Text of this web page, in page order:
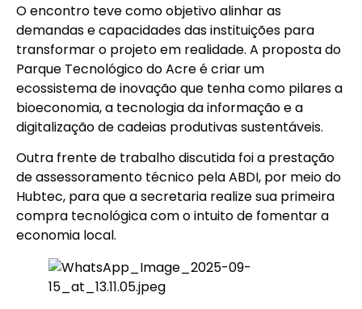
O encontro teve como objetivo alinhar as
demandas e capacidades das instituições para
transformar o projeto em realidade. A proposta do
Parque Tecnológico do Acre é criar um
ecossistema de inovação que tenha como pilares a
bioeconomia, a tecnologia da informação e a
digitalização de cadeias produtivas sustentáveis.
Outra frente de trabalho discutida foi a prestação
de assessoramento técnico pela ABDI, por meio do
Hubtec, para que a secretaria realize sua primeira
compra tecnológica com o intuito de fomentar a
economia local.